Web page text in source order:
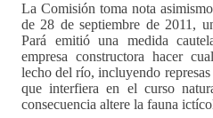
La Comisión toma nota
de 28 de septiembre de 2011,
Pará emitió una medida
empresa constructora hacer
lecho del río, incluyendo
que interfiera en el curso
consecuencia altere la fauna